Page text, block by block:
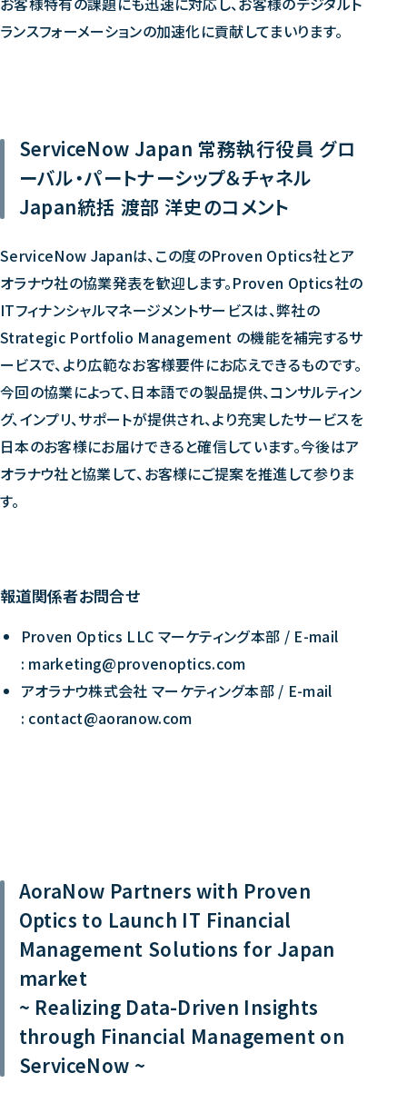
ランスフォーメーションの加速化に貢献してまいります。
ServiceNow Japan 常務執行役員 グロ
ーバル・パートナーシップ＆チャネル
Japan統括 渡部 洋史のコメント
ServiceNow Japanは、この度のProven Optics社とア
オラナウ社の協業発表を歓迎します。Proven Optics社の
ITフィナンシャルマネージメントサービスは、弊社の
Strategic Portfolio Management の機能を補完するサ
ービスで、より広範なお客様要件にお応えできるものです。
今回の協業によって、日本語での製品提供、コンサルティン
グ、インプリ、サポートが提供され、より充実したサービスを
日本のお客様にお届けできると確信しています。今後はア
オラナウ社と協業して、お客様にご提案を推進して参りま
す。
報道関係者お問合せ
Proven Optics LLC マーケティング本部 / E-mail
: marketing@provenoptics.com
アオラナウ株式会社 マーケティング本部 / E-mail
: contact@aoranow.com
AoraNow Partners with Proven
Optics to Launch IT Financial
Management Solutions for Japan
market
~ Realizing Data-Driven Insights
through Financial Management on
ServiceNow ~